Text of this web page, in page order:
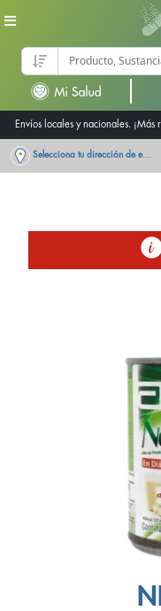
Envíos locales y nacionales.
Selecciona tu dirección de entrega